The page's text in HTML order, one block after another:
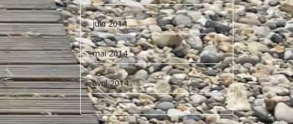
juin 2014
mai 2014
avril 2014